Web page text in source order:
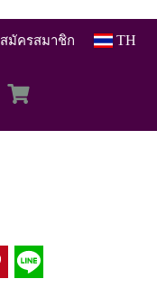
สมัครสมาชิก TH